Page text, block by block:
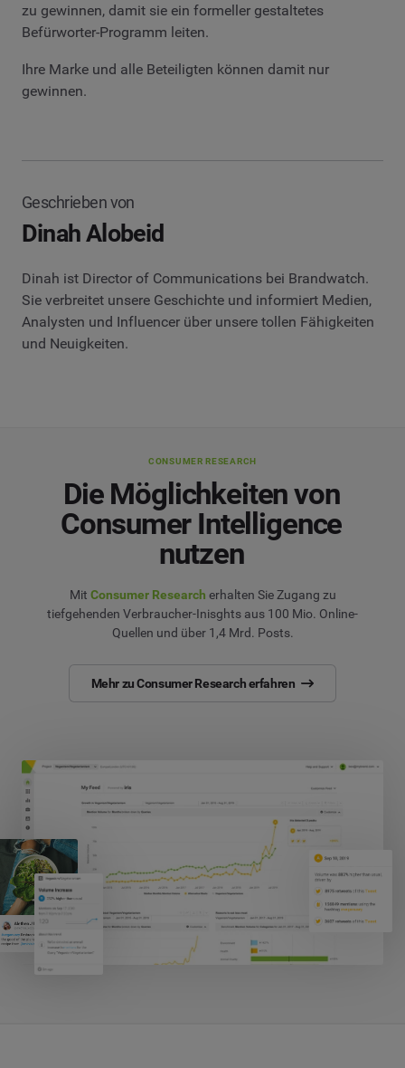
zu gewinnen, damit sie ein formeller gestaltetes
Befürworter-Programm leiten.
Ihre Marke und alle Beteiligten können damit nur
gewinnen.
Geschrieben von
Dinah Alobeid
Dinah ist Director of Communications bei Brandwatch.
Sie verbreitet unsere Geschichte und informiert Medien,
Analysten und Influencer über unsere tollen Fähigkeiten
und Neuigkeiten.
CONSUMER RESEARCH
Die Möglichkeiten von
Consumer Intelligence
nutzen
Mit Consumer Research erhalten Sie Zugang zu
tiefgehenden Verbraucher-Inisghts aus 100 Mio. Online-
Quellen und über 1,4 Mrd. Posts.
Mehr zu Consumer Research erfahren